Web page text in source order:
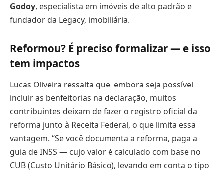
Godoy, especialista em imóveis de alto padrão e
fundador da Legacy, imobiliária.
Reformou? É preciso formalizar — e isso
tem impactos
Lucas Oliveira ressalta que, embora seja possível
incluir as benfeitorias na declaração, muitos
contribuintes deixam de fazer o registro oficial da
reforma junto à Receita Federal, o que limita essa
vantagem. “Se você documenta a reforma, paga a
guia de INSS — cujo valor é calculado com base no
CUB (Custo Unitário Básico), levando em conta o tipo